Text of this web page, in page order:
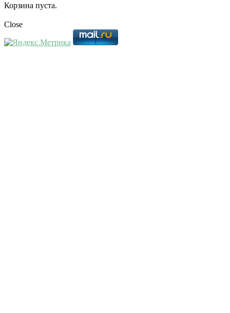
Корзина пуста.
Close